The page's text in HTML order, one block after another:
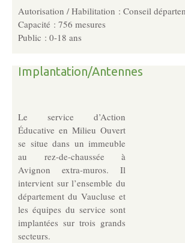
Pôle Socio-­Éducatif
Service de Prévention spécialisée territorialisée
Pôle Milieu Ouvert
AEMO
AEMO H
Pôle Protection et Soutien Familial
Médiation familiale
VPT
AGBF
Autorisation / Habilitation : Conseil
Capacité : 756 mesures
Public : 0-18 ans
Implantation/Antennes
Le service d’Action
Éducative en Milieu Ouvert
se situe dans un immeuble
au rez-de-chaussée à
Avignon extra-muros. Il
intervient sur l’ensemble du
département du Vaucluse et
les équipes du service sont
implantées sur trois grands
secteurs.